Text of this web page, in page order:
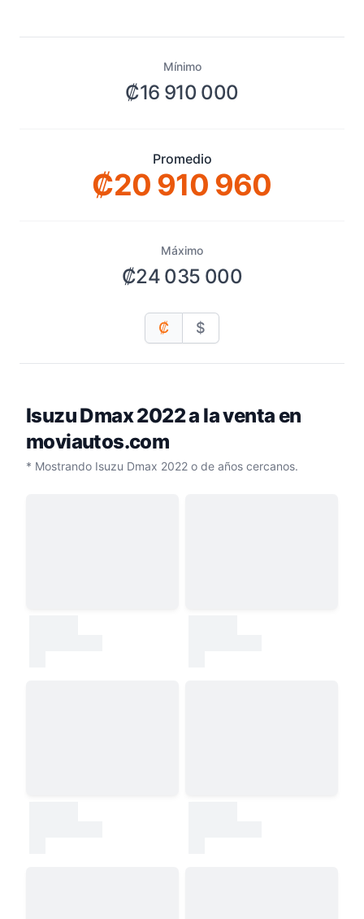
Mínimo
₡16 910 000
Promedio
₡20 910 960
Máximo
₡24 035 000
₡ $
Isuzu Dmax 2022a la venta en
moviautos.com
* Mostrando Isuzu Dmax 2022 o de años cercanos.